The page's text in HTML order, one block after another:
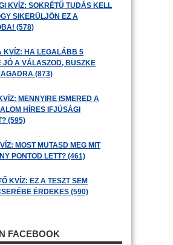
KVÍZ: SOKRÉTŰ TUDÁS KELL
SIKERÜLJÖN EZ A
(578)
KVÍZ: HA LEGALÁBB 5
JÓ A VÁLASZOD, BÜSZKE
(873)
MENNYIRE ISMERED A
HÍRES IFJÚSÁGI
(595)
MOST MUTASD MEG MIT
PONTOD LETT? (461)
KVÍZ: EZ A TESZT SEM
ÉRDEKES (590)
FACEBOOK